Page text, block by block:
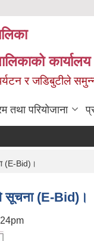
कार्यालय
र जडिबुटीले
तथा परियोजाना
(E-Bid)।
सूचना (E-Bid)।